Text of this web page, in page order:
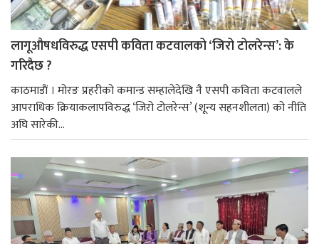
लागूऔषधविरुद्ध एसपी कविता कटवालको ‘जिरो टोलरेन्स’: के
गरिदैछ ?
काठमाडाैं । मोरङ प्रहरीको कमान्ड सम्हालेदेखि नै एसपी कविता कटवालले
आपराधिक क्रियाकलापविरुद्ध ‘जिरो टोलरेन्स’ (शून्य सहनशीलता) को नीति
अघि सारेकी...